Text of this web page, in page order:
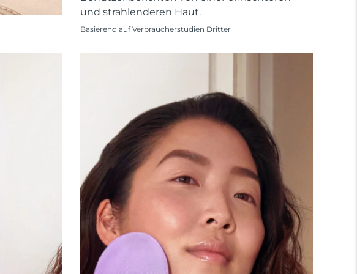
und strahlenderen Haut.
Basierend auf Verbraucherstudien Dritter